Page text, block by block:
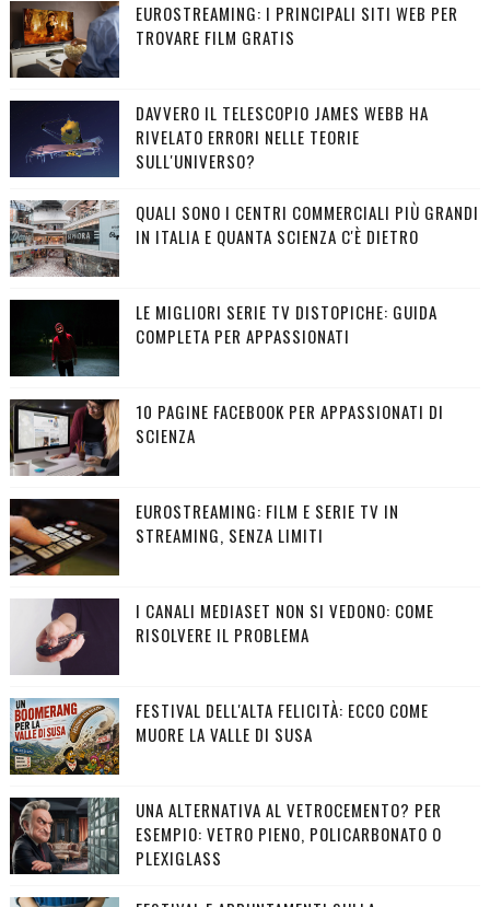
EUROSTREAMING: I PRINCIPALI SITI WEB PER
TROVARE FILM GRATIS
DAVVERO IL TELESCOPIO JAMES WEBB HA
RIVELATO ERRORI NELLE TEORIE
SULL'UNIVERSO?
QUALI SONO I CENTRI COMMERCIALI PIÙ GRANDI
IN ITALIA E QUANTA SCIENZA C'È DIETRO
LE MIGLIORI SERIE TV DISTOPICHE: GUIDA
COMPLETA PER APPASSIONATI
10 PAGINE FACEBOOK PER APPASSIONATI DI
SCIENZA
EUROSTREAMING: FILM E SERIE TV IN
STREAMING, SENZA LIMITI
I CANALI MEDIASET NON SI VEDONO: COME
RISOLVERE IL PROBLEMA
FESTIVAL DELL'ALTA FELICITÀ: ECCO COME
MUORE LA VALLE DI SUSA
UNA ALTERNATIVA AL VETROCEMENTO? PER
ESEMPIO: VETRO PIENO, POLICARBONATO O
PLEXIGLASS